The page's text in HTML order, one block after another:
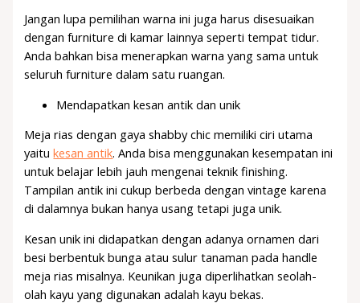
Jangan lupa pemilihan warna ini juga harus disesuaikan
dengan furniture di kamar lainnya seperti tempat tidur.
Anda bahkan bisa menerapkan warna yang sama untuk
seluruh furniture dalam satu ruangan.
Mendapatkan kesan antik dan unik
Meja rias dengan gaya shabby chic memiliki ciri utama
yaitukesan antik. Anda bisa menggunakan kesempatan ini
untuk belajar lebih jauh mengenai teknik finishing.
Tampilan antik ini cukup berbeda dengan vintage karena
di dalamnya bukan hanya usang tetapi juga unik.
Kesan unik ini didapatkan dengan adanya ornamen dari
besi berbentuk bunga atau sulur tanaman pada handle
meja rias misalnya. Keunikan juga diperlihatkan seolah-
olah kayu yang digunakan adalah kayu bekas.